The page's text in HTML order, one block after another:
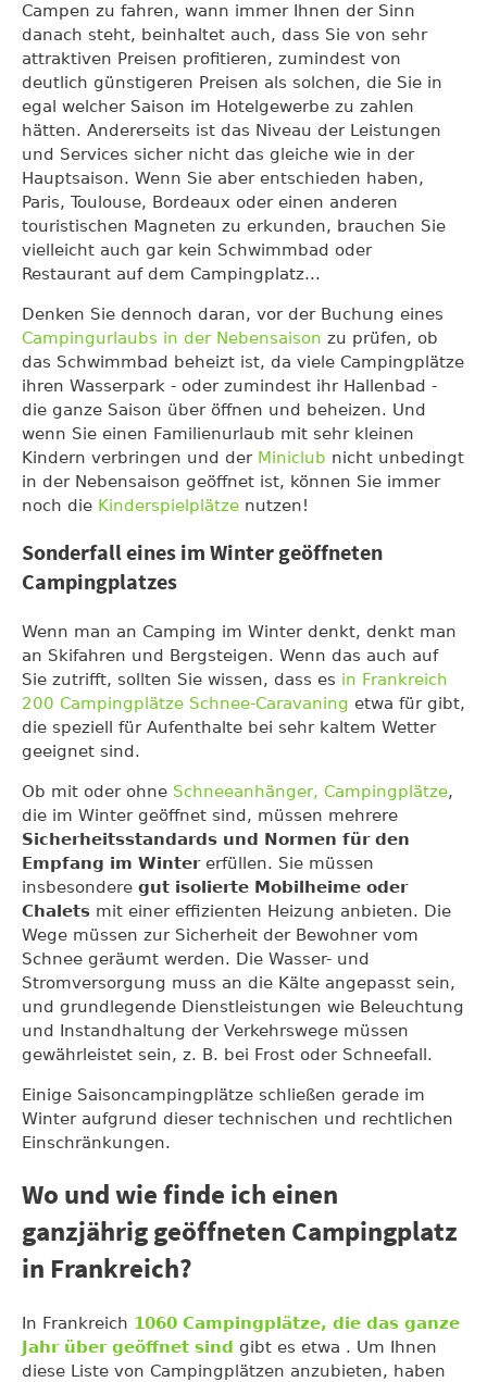
Campen zu fahren, wann immer Ihnen der Sinn
danach steht, beinhaltet auch, dass Sie von sehr
attraktiven Preisen profitieren, zumindest von
deutlich günstigeren Preisen als solchen, die Sie in
egal welcher Saison im Hotelgewerbe zu zahlen
hätten. Andererseits ist das Niveau der Leistungen
und Services sicher nicht das gleiche wie in der
Hauptsaison. Wenn Sie aber entschieden haben,
Paris, Toulouse, Bordeaux oder einen anderen
touristischen Magneten zu erkunden, brauchen Sie
vielleicht auch gar kein Schwimmbad oder
Restaurant auf dem Campingplatz...
Denken Sie dennoch daran, vor der Buchung eines
Campingurlaubs in der Nebensaison zu prüfen, ob
das Schwimmbad beheizt ist, da viele Campingplätze
ihren Wasserpark - oder zumindest ihr Hallenbad -
die ganze Saison über öffnen und beheizen. Und
wenn Sie einen Familienurlaub mit sehr kleinen
Kindern verbringen und der Miniclub nicht unbedingt
in der Nebensaison geöffnet ist, können Sie immer
noch die Kinderspielplätze nutzen!
Sonderfall eines im Winter geöffneten
Campingplatzes
Wenn man an Camping im Winter denkt, denkt man
an Skifahren und Bergsteigen. Wenn das auch auf
Sie zutrifft, sollten Sie wissen, dass es in Frankreich
200 Campingplätze Schnee-Caravaning etwa für gibt,
die speziell für Aufenthalte bei sehr kaltem Wetter
geeignet sind.
Ob mit oder ohne Schneeanhänger, Campingplätze,
die im Winter geöffnet sind, müssen mehrere
Sicherheitsstandards und Normen für den
Empfang im Wintererfüllen. Sie müssen
insbesondere gut isolierte Mobilheime oder
Chalets mit einer effizienten Heizung anbieten. Die
Wege müssen zur Sicherheit der Bewohner vom
Schnee geräumt werden. Die Wasser- und
Stromversorgung muss an die Kälte angepasst sein,
und grundlegende Dienstleistungen wie Beleuchtung
und Instandhaltung der Verkehrswege müssen
gewährleistet sein, z. B. bei Frost oder Schneefall.
Einige Saisoncampingplätze schließen gerade im
Winter aufgrund dieser technischen und rechtlichen
Einschränkungen.
Wo und wie finde ich einen
ganzjährig geöffneten Campingplatz
in Frankreich?
In Frankreich 1060 Campingplätze, die das ganze
Jahr über geöffnet sind gibt es etwa . Um Ihnen
diese Liste von Campingplätzen anzubieten, haben